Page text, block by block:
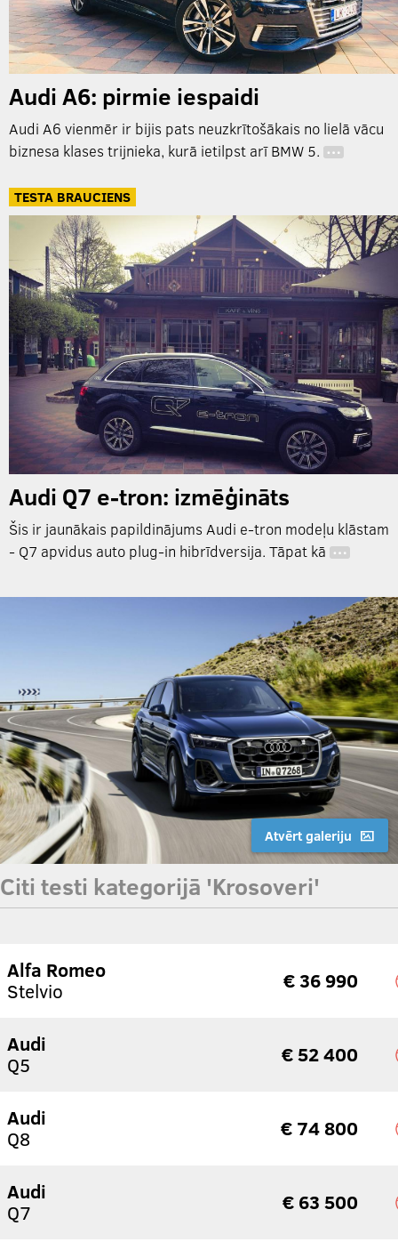
Audi A6: pirmie iespaidi
Audi A6 vienmēr ir bijis pats neuzkrītošākais no lielā vācu
biznesa klases trijnieka, kurā ietilpst arī BMW 5. …
TESTA BRAUCIENS
Audi Q7 e-tron: izmēģināts
Šis ir jaunākais papildinājums Audi e-tron modeļu klāstam
- Q7 apvidus auto plug-in hibrīdversija. Tāpat kā …
Atvērt galeriju
Citi testi kategorijā 'Krosoveri'
Alfa Romeo
Stelvio
€ 36 990
Audi
Q5
€ 52 400
Audi
Q8
€ 74 800
Audi
Q7
€ 63 500